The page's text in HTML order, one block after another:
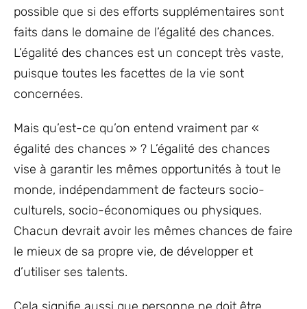
possible que si des efforts supplémentaires sont
faits dans le domaine de l’égalité des chances.
L’égalité des chances est un concept très vaste,
puisque toutes les facettes de la vie sont
concernées.
Mais qu’est-ce qu’on entend vraiment par «
égalité des chances » ? L’égalité des chances
vise à garantir les mêmes opportunités à tout le
monde, indépendamment de facteurs socio-
culturels, socio-économiques ou physiques.
Chacun devrait avoir les mêmes chances de faire
le mieux de sa propre vie, de développer et
d’utiliser ses talents.